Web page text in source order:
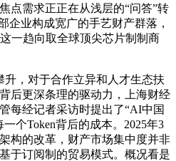
点需求正正在从浅层的“问答”转
企业构成宽广的手艺财产群落，
一趋向取全球顶尖芯片制制商
，对于合作立异和人才生态扶
后更深条理的驱动力，上海财经
每经记者采访时提出了“AI中国
个Token背后的成本。2025年3
构的改革，财产市场集中度并非
于订阅制的贸易模式。概况看是